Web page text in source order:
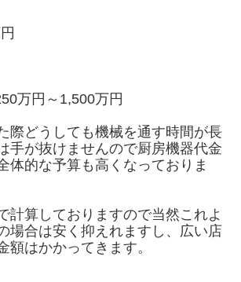
万円～1,500万円
際どうしても機械を通す時間が長
手が抜けませんので厨房機器代金
体的な予算も高くなっておりま
計算しておりますので当然これよ
場合は安く抑えれますし、広い店
額はかかってきます。